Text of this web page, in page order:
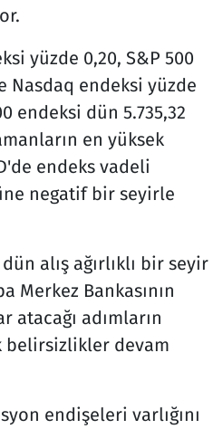
yüzde 0,20, S&P 500
Nasdaq endeksi yüzde
endeksi dün 5.735,32
en yüksek
endeks vadeli
negatif bir seyirle
alış ağırlıklı bir seyir
Merkez Bankasının
atacağı adımların
belirsizlikler devam
endişeleri varlığını